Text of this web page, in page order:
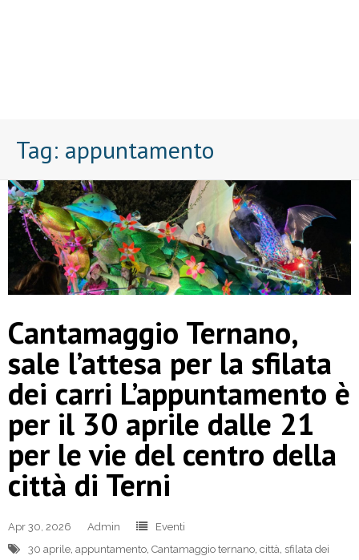
Tag: appuntamento
Cantamaggio Ternano,
sale l’attesa per la sfilata
dei carri L’appuntamento è
per il 30 aprile dalle 21
per le vie del centro della
città di Terni
Apr 30, 2026 Admin
Eventi
30 aprile appuntamento Cantamaggio ternano città sfilata dei